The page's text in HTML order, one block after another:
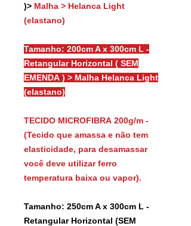
)> Malha > Helanca Light
(elastano)
Tamanho: 200cm A x 300cm L -
Retangular Horizontal ( SEM
EMENDA ) > Malha Helanca Light
(elastano)
TECIDO MICROFIBRA 200g/m -
(Tecido que amassa e não tem
elasticidade, para desamassar
você deve utilizar ferro
temperatura baixa ou vapor).
Tamanho: 250cm A x 300cm L -
Retangular Horizontal (SEM